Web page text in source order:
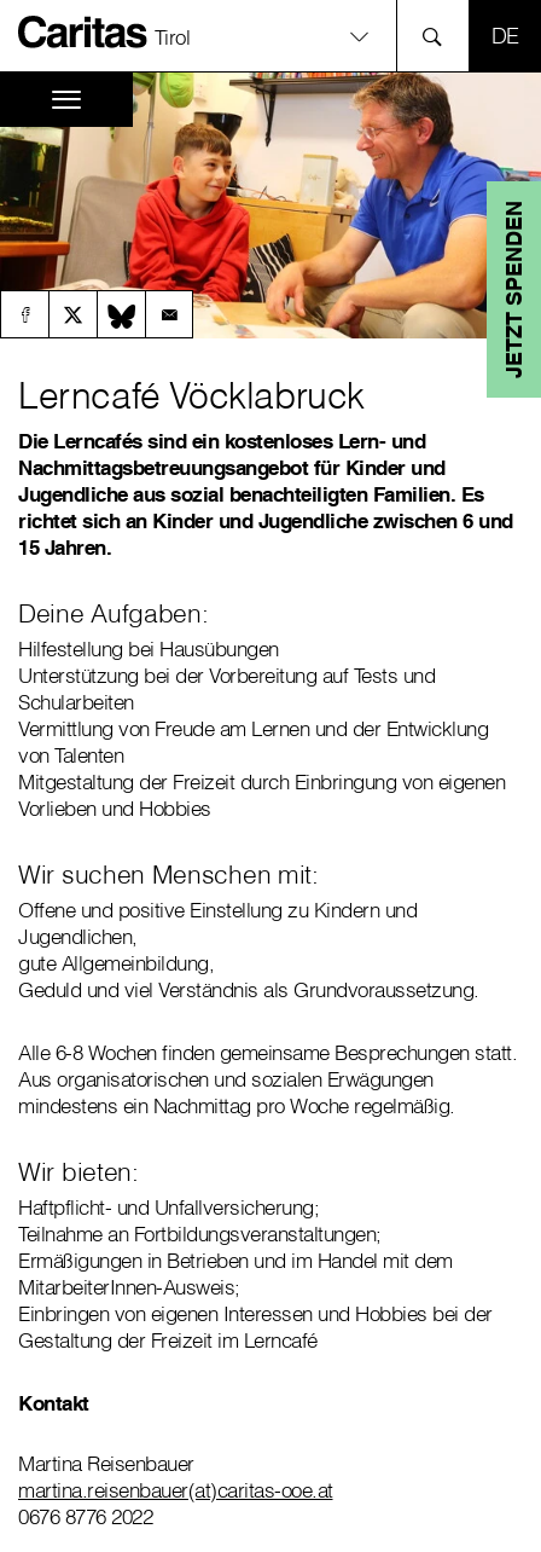
Tirol
JETZT SPENDEN
Lerncafé Vöcklabruck
Die Lerncafés sind ein kostenloses Lern- und
Nachmittagsbetreuungsangebot für Kinder und
Jugendliche aus sozial benachteiligten Familien. Es
richtet sich an Kinder und Jugendliche zwischen 6 und
15 Jahren.
Deine Aufgaben:
Hilfestellung bei Hausübungen
Unterstützung bei der Vorbereitung auf Tests und
Schularbeiten
Vermittlung von Freude am Lernen und der Entwicklung
von Talenten
Mitgestaltung der Freizeit durch Einbringung von eigenen
Vorlieben und Hobbies
Wir suchen Menschen mit:
Offene und positive Einstellung zu Kindern und
Jugendlichen,
gute Allgemeinbildung,
Geduld und viel Verständnis als Grundvoraussetzung.
Alle 6-8 Wochen finden gemeinsame Besprechungen statt.
Aus organisatorischen und sozialen Erwägungen
mindestens ein Nachmittag pro Woche regelmäßig.
Wir bieten:
Haftpflicht- und Unfallversicherung;
Teilnahme an Fortbildungsveranstaltungen;
Ermäßigungen in Betrieben und im Handel mit dem
MitarbeiterInnen-Ausweis;
Einbringen von eigenen Interessen und Hobbies bei der
Gestaltung der Freizeit im Lerncafé
Kontakt
Martina Reisenbauer
martina.reisenbauer(at)caritas-ooe.at
0676 8776 2022